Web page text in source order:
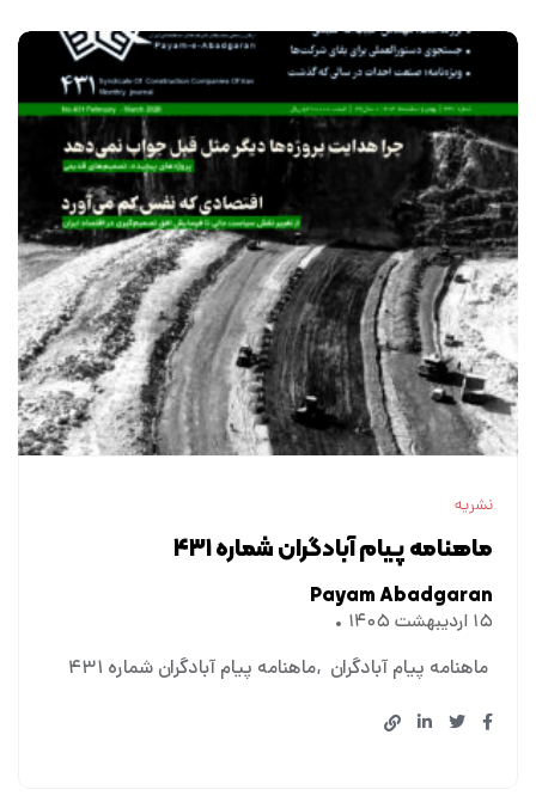
نشریه
ماهنامه پیام آبادگران شماره ۴۳۱
Payam Abadgaran
۱۵ اردیبهشت ۱۴۰۵
ماهنامه پیام آبادگران ماهنامه پیام آبادگران شماره ۴۳۱